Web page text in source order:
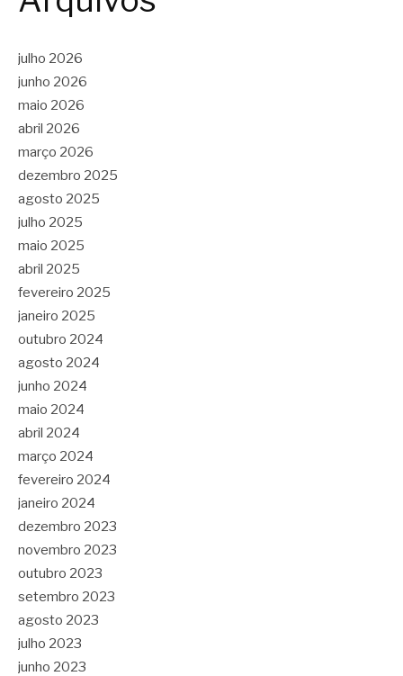
julho 2026
junho 2026
maio 2026
abril 2026
março 2026
dezembro 2025
agosto 2025
julho 2025
maio 2025
abril 2025
fevereiro 2025
janeiro 2025
outubro 2024
agosto 2024
junho 2024
maio 2024
abril 2024
março 2024
fevereiro 2024
janeiro 2024
dezembro 2023
novembro 2023
outubro 2023
setembro 2023
agosto 2023
julho 2023
junho 2023